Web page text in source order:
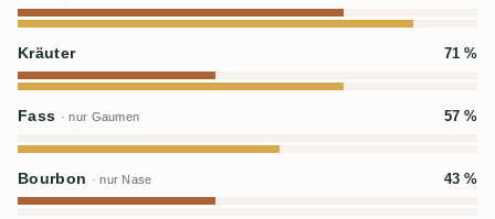
Kräuter 71 %
Fass · nur Gaumen 57 %
Bourbon · nur Nase 43 %